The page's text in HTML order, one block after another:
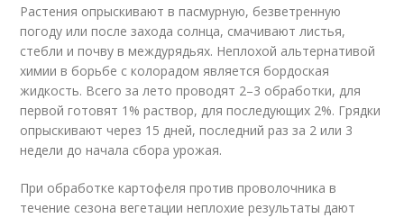
Растения опрыскивают в пасмурную, безветренную
погоду или после захода солнца, смачивают листья,
стебли и почву в междурядьях. Неплохой альтернативой
химии в борьбе с колорадом является бордоская
жидкость. Всего за лето проводят 2–3 обработки, для
первой готовят 1% раствор, для последующих 2%. Грядки
опрыскивают через 15 дней, последний раз за 2 или 3
недели до начала сбора урожая.
При обработке картофеля против проволочника в
течение сезона вегетации неплохие результаты дают